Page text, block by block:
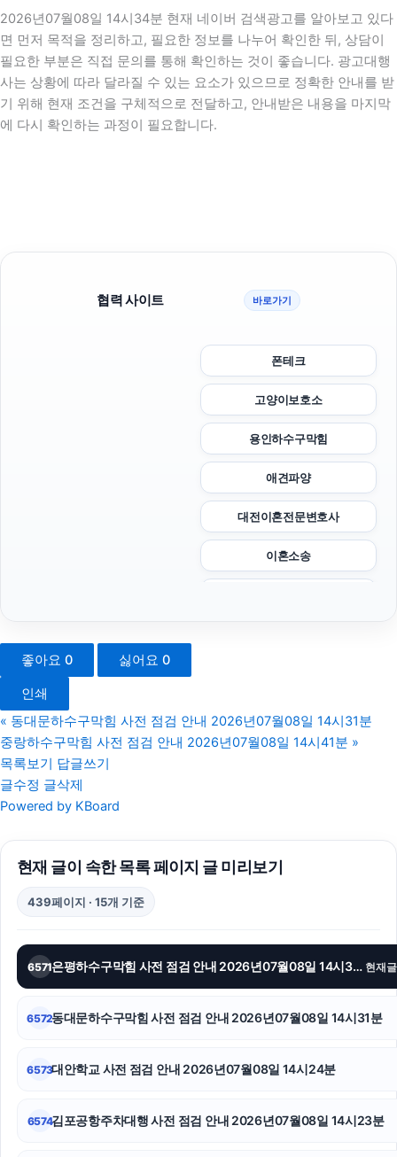
2026년07월08일 14시34분 현재 네이버 검색광고를 알아보고 있다
면 먼저 목적을 정리하고, 필요한 정보를 나누어 확인한 뒤, 상담이
필요한 부분은 직접 문의를 통해 확인하는 것이 좋습니다. 광고대행
사는 상황에 따라 달라질 수 있는 요소가 있으므로 정확한 안내를 받
기 위해 현재 조건을 구체적으로 전달하고, 안내받은 내용을 마지막
에 다시 확인하는 과정이 필요합니다.
협력 사이트 바로가기
폰테크
고양이보호소
용인하수구막힘
애견파양
대전이혼전문변호사
이혼소송
폰테크
인스타그램 좋아요 구매
이혼전문변호사
안산피부과
동탄피부과
상간소송
좋아요 0 싫어요 0
인쇄
« 동대문하수구막힘 사전 점검 안내 2026년07월08일 14시31분
중랑하수구막힘 사전 점검 안내 2026년07월08일 14시41분 »
목록보기
답글쓰기
글수정 글삭제
Powered by KBoard
현재 글이 속한 목록 페이지 글 미리보기
439페이지 · 15개 기준
6571 은평하수구막힘 사전 점검 안내 2026년07월08일 14시34분 현재글
6572동대문하수구막힘 사전 점검 안내 2026년07월08일 14시31분
6573대안학교 사전 점검 안내 2026년07월08일 14시24분
6574김포공항주차대행 사전 점검 안내 2026년07월08일 14시23분